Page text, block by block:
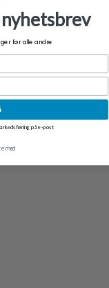
før alle andre
på e-post
med